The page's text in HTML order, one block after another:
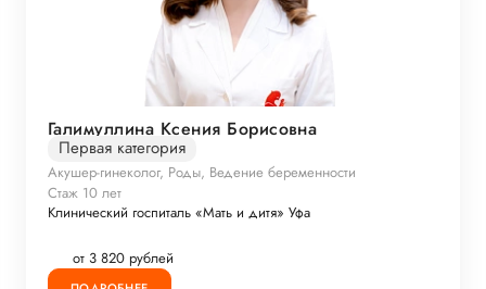
Галимуллина Ксения Борисовна
Первая категория
Акушер-гинеколог, Роды, Ведение беременности
Стаж 10 лет
Клинический госпиталь «Мать и дитя» Уфа
от 3 820 рублей